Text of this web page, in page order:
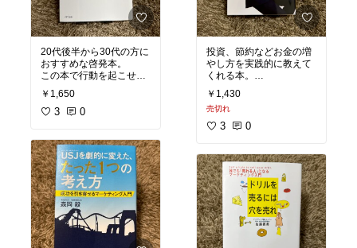
20代後半から30代の方に
おすすめな啓発本。
この本で行動を起こせる
ようになりました！
無駄に生きないように。
れています！
#30代を無駄に生きるな
##オリジナル写真
#おす
すめ本 #私の本棚 #読書
記録 #自己啓発
￥1,650
3 0
投資、節約などお金の増
やし方を実践的に教えて
くれる本。
ジェイソンが詳しく解
説！
#お金の増やし方
￥1,430
売切れ
3 0